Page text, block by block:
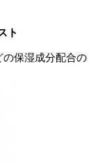
ト
の保湿成分配合の